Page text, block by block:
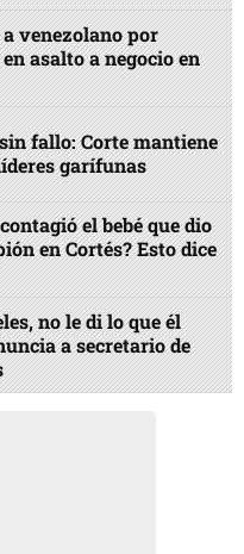
venezolano por
asalto a negocio en
fallo: Corte mantiene
garífunas
el bebé que dio
en Cortés? Esto dice
no le di lo que él
a secretario de